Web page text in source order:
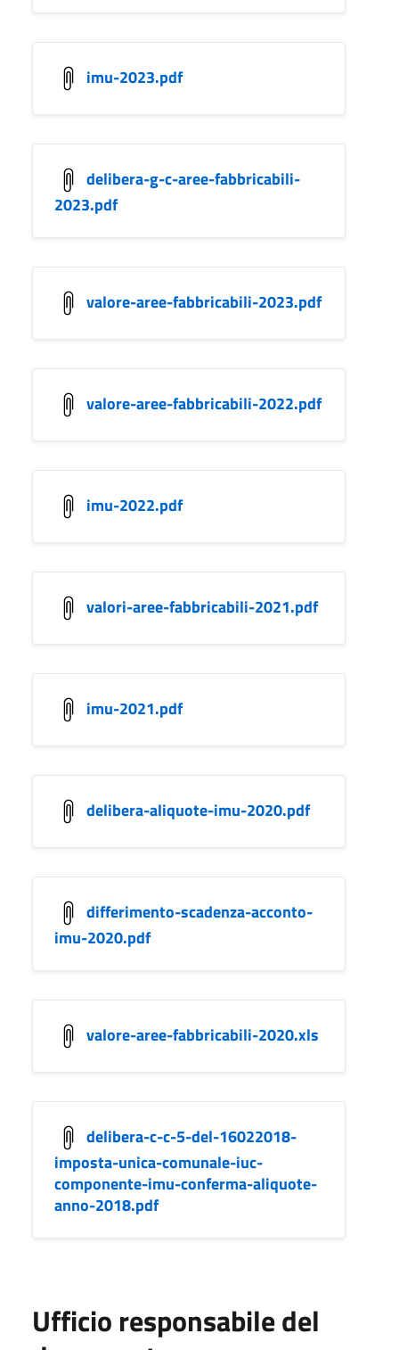
imu-2023.pdf
delibera-g-c-aree-fabbricabili-
2023.pdf
valore-aree-fabbricabili-2023.pdf
valore-aree-fabbricabili-2022.pdf
imu-2022.pdf
valori-aree-fabbricabili-2021.pdf
imu-2021.pdf
delibera-aliquote-imu-2020.pdf
differimento-scadenza-acconto-
imu-2020.pdf
valore-aree-fabbricabili-2020.xls
delibera-c-c-5-del-16022018-
imposta-unica-comunale-iuc-
componente-imu-conferma-aliquote-
anno-2018.pdf
Ufficio responsabile del